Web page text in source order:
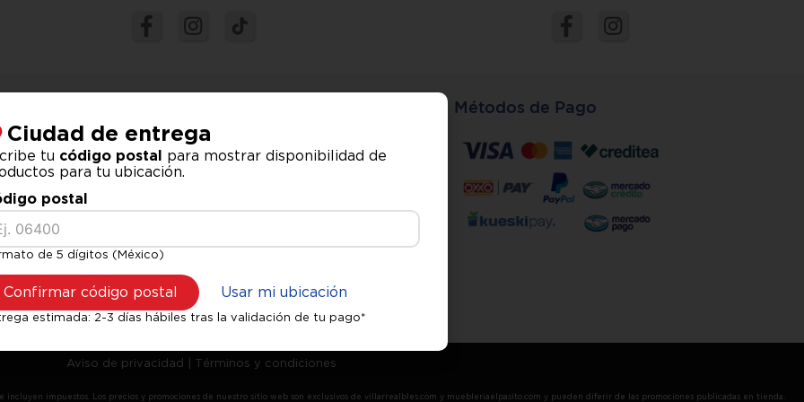
somos?
de Venta
Devoluciones y Reembolsos
Tiempos de entrega
Métodos de Pago
Aviso de privacidad Términos y condiciones
incluyen impuestos. Los precios y promociones de nuestro sitio web son exclusivos de villarrealbles.com y muebleriaelpasito.com y pueden diferir de las promociones publicadas en tienda.
Ciudad de entrega
tu código postal para mostrar disponibilidad de
para tu ubicación.
postal
de 5 dígitos (México)
Confirmar código postal Usar mi ubicación
estimada: 2-3 días hábiles tras la validación de tu pago*